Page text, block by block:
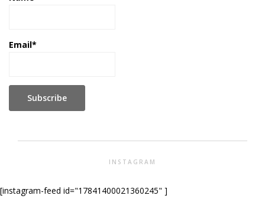
Email*
INSTAGRAM
[instagram-feed id="17841400021360245" ]